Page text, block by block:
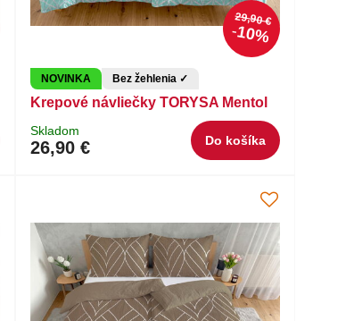
29,90 €
10%
NOVINKA Bez žehlenia ✓
Krepové návliečky TORYSA Mentol
Skladom
26,90 € Do košíka